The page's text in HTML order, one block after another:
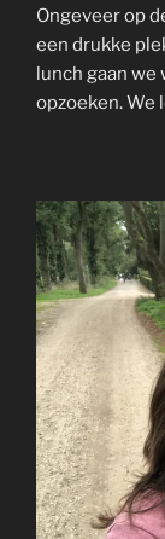
Ongeveer op
een drukke
lunch gaan we
opzoeken. We